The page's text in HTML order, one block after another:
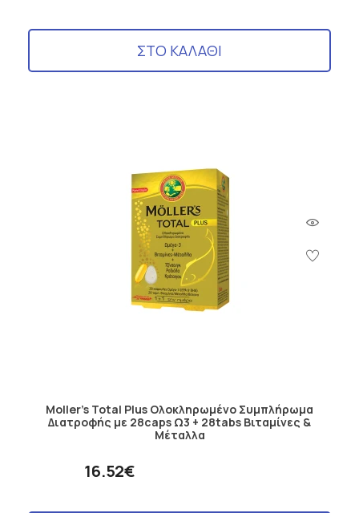
ΣΤΟ ΚΑΛΑΘΙ
Moller's Total Plus Ολοκληρωμένο Συμπλήρωμα
Διατροφής με 28caps Ω3 + 28tabs Βιταμίνες &
Μέταλλα
16.52€